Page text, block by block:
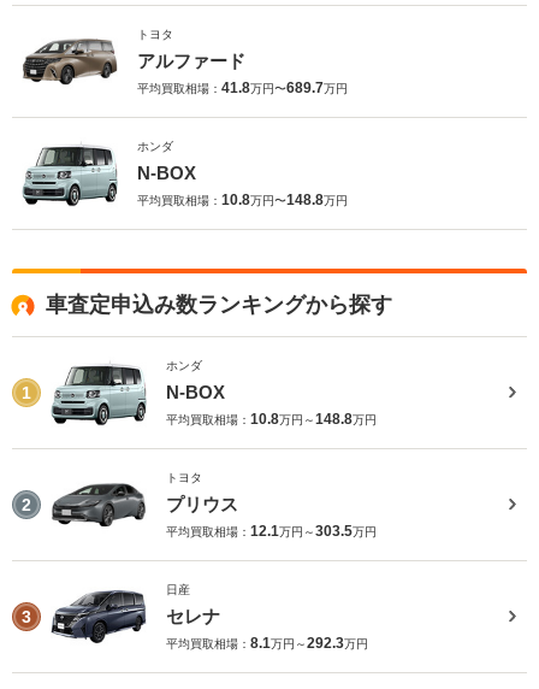
トヨタ
アルファード
平均買取相場： 41.8万円〜689.7万円
ホンダ
N-BOX
平均買取相場： 10.8万円〜148.8万円
車査定申込み数ランキングから探す
1
ホンダ
N-BOX
平均買取相場： 10.8万円～148.8万円
2
トヨタ
プリウス
平均買取相場： 12.1万円～303.5万円
3
日産
セレナ
平均買取相場： 8.1万円～292.3万円